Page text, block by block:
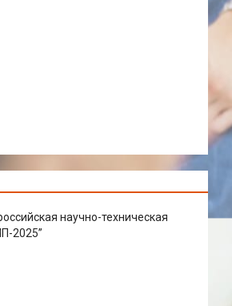
научно-техническая
2025”